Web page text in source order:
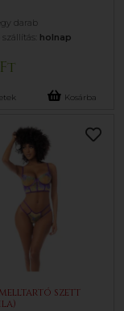
darab
holnap
Kosárba
melltartó szett